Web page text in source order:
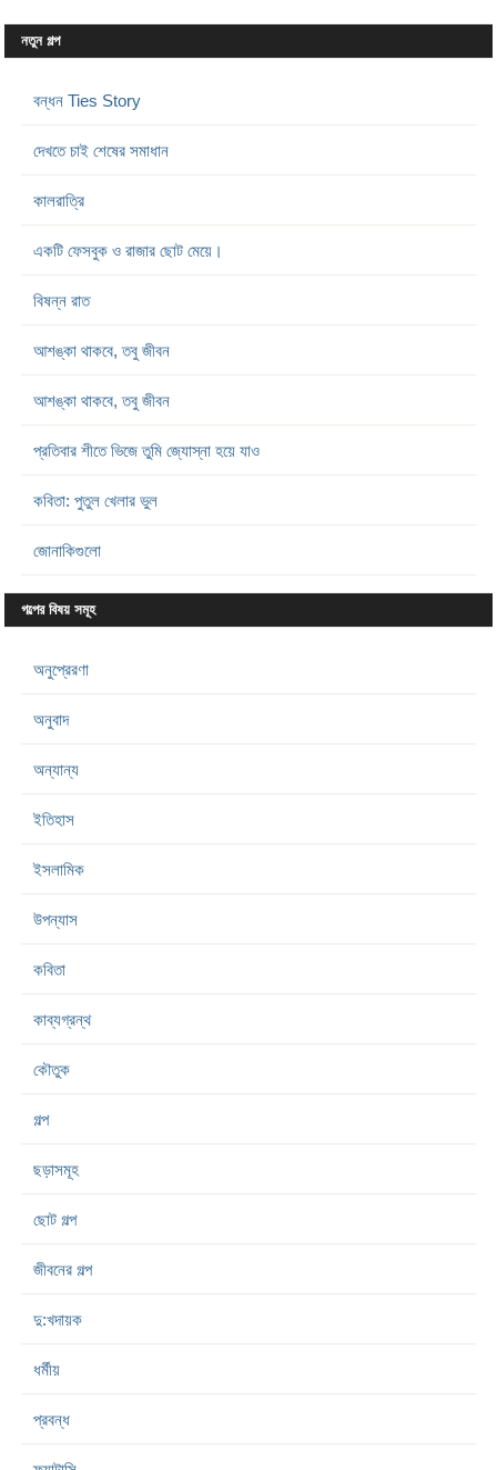
নতুন গল্প
বন্ধন Ties Story
দেখতে চাই শেষের সমাধান
কালরাত্রি
একটি ফেসবুক ও রাজার ছোট মেয়ে।
বিষন্ন রাত
আশঙ্কা থাকবে, তবু জীবন
আশঙ্কা থাকবে, তবু জীবন
প্রতিবার শীতে ভিজে তুমি জ্যোস্না হয়ে যাও
কবিতা: পুতুল খেলার ভুল
জোনাকিগুলো
গল্পের বিষয় সমূহ
অনুপ্রেরণা
অনুবাদ
অন্যান্য
ইতিহাস
ইসলামিক
উপন্যাস
কবিতা
কাব্যগ্রন্থ
কৌতুক
গল্প
ছড়াসমূহ
ছোট গল্প
জীবনের গল্প
দু:খদায়ক
ধর্মীয়
প্রবন্ধ